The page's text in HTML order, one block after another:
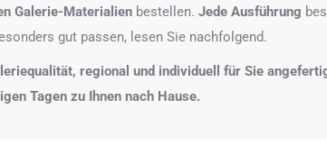
Galerie-Materialien bestellen. Jede Ausführung
gut passen, lesen Sie nachfolgend.
regional und individuell für Sie
Tagen zu Ihnen nach Hause.